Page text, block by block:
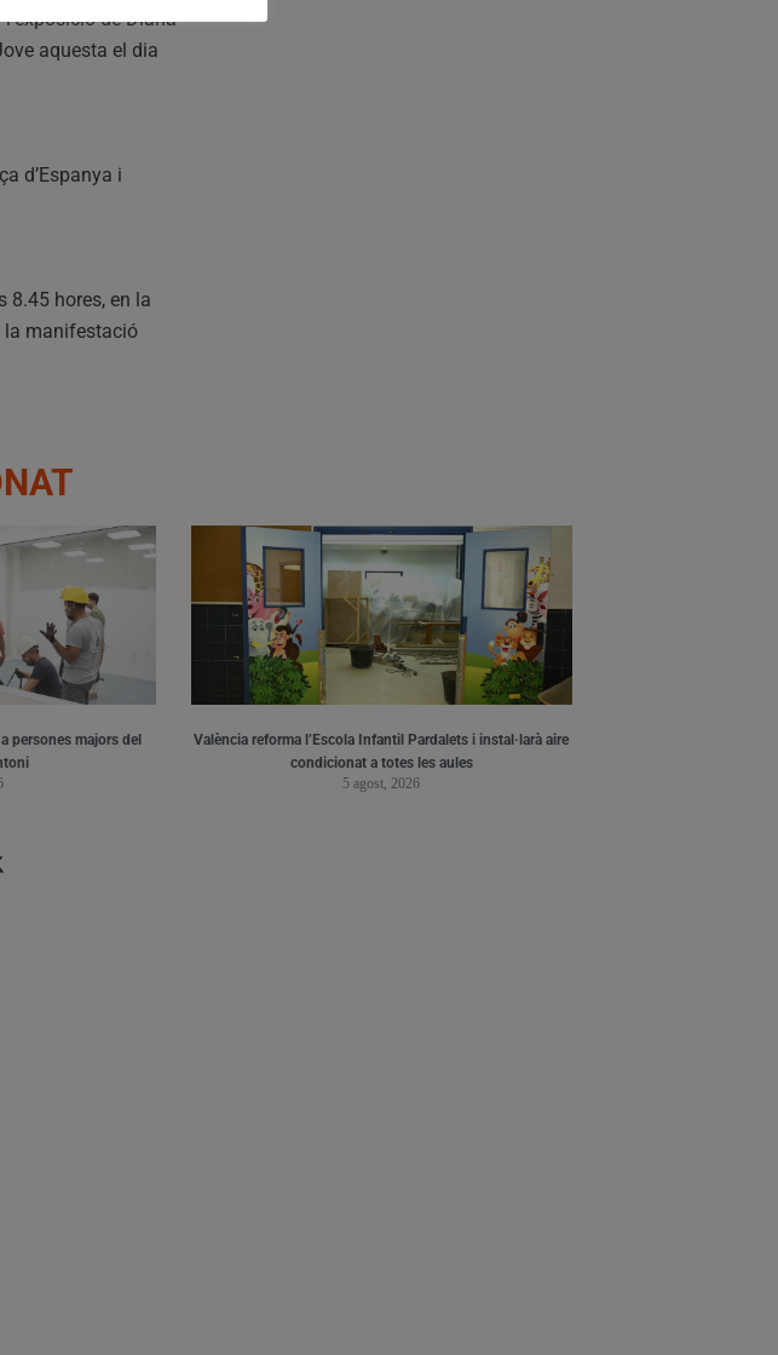
de Diana
aquesta el dia
d’Espanya i
8.45 hores, en la
la manifestació
persones majors del
València reforma l’Escola Infantil Pardalets i instal·larà aire
condicionat a totes les aules
5 agost, 2026